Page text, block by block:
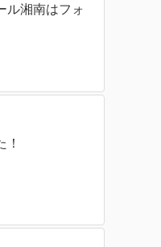
ル湘南はフォ